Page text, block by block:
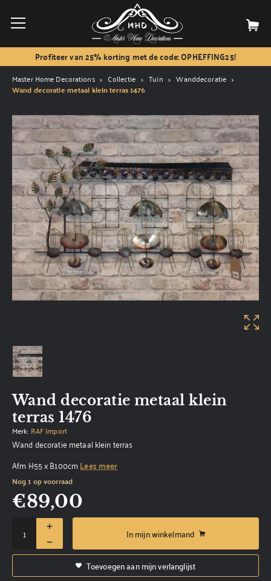
Profiteer van 25% korting met de code: OPHEFFING25!
Master Home Decorations Collectie Tuin Wanddecoratie
Wand decoratie metaal klein terras 1476
Wand decoratie metaal klein
terras 1476
Merk: RAF Import
Wand decoratie metaal klein terras
Afm H55 x B100cmLees meer
Nog 1 op voorraad
€89,00
In mijn winkelmand
Toevoegen aan mijn verlanglijst